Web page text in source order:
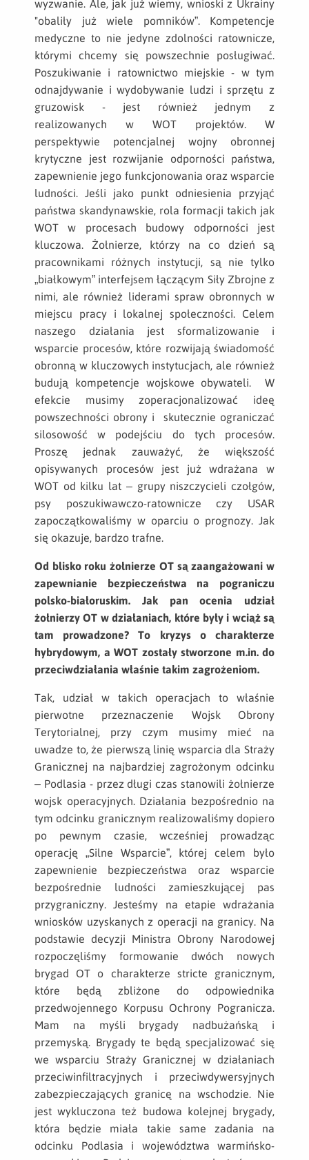
wyzwanie. Ale, jak już wiemy, wnioski z Ukrainy
"obaliły już wiele pomników”. Kompetencje
medyczne to nie jedyne zdolności ratownicze,
którymi chcemy się powszechnie posługiwać.
Poszukiwanie i ratownictwo miejskie - w tym
odnajdywanie i wydobywanie ludzi i sprzętu z
gruzowisk - jest również jednym z
realizowanych w WOT projektów. W
perspektywie potencjalnej wojny obronnej
krytyczne jest rozwijanie odporności państwa,
zapewnienie jego funkcjonowania oraz wsparcie
ludności. Jeśli jako punkt odniesienia przyjąć
państwa skandynawskie, rola formacji takich jak
WOT w procesach budowy odporności jest
kluczowa. Żołnierze, którzy na co dzień są
pracownikami różnych instytucji, są nie tylko
„białkowym” interfejsem łączącym Siły Zbrojne z
nimi, ale również liderami spraw obronnych w
miejscu pracy i lokalnej społeczności. Celem
naszego działania jest sformalizowanie i
wsparcie procesów, które rozwijają świadomość
obronną w kluczowych instytucjach, ale również
budują kompetencje wojskowe obywateli. W
efekcie musimy zoperacjonalizować ideę
powszechności obrony i skutecznie ograniczać
silosowość w podejściu do tych procesów.
Proszę jednak zauważyć, że większość
opisywanych procesów jest już wdrażana w
WOT od kilku lat – grupy niszczycieli czołgów,
psy poszukiwawczo-ratownicze czy USAR
zapoczątkowaliśmy w oparciu o prognozy. Jak
się okazuje, bardzo trafne.
Od blisko roku żołnierze OT są zaangażowani w
zapewnianie bezpieczeństwa na pograniczu
polsko-białoruskim. Jak pan ocenia udział
żołnierzy OT w działaniach, które były i wciąż są
tam prowadzone? To kryzys o charakterze
hybrydowym, a WOT zostały stworzone m.in. do
przeciwdziałania właśnie takim zagrożeniom.
Tak, udział w takich operacjach to właśnie
pierwotne przeznaczenie Wojsk Obrony
Terytorialnej, przy czym musimy mieć na
uwadze to, że pierwszą linię wsparcia dla Straży
Granicznej na najbardziej zagrożonym odcinku
– Podlasia - przez długi czas stanowili żołnierze
wojsk operacyjnych. Działania bezpośrednio na
tym odcinku granicznym realizowaliśmy dopiero
po pewnym czasie, wcześniej prowadząc
operację „Silne Wsparcie”, której celem było
zapewnienie bezpieczeństwa oraz wsparcie
bezpośrednie ludności zamieszkującej pas
przygraniczny. Jesteśmy na etapie wdrażania
wniosków uzyskanych z operacji na granicy. Na
podstawie decyzji Ministra Obrony Narodowej
rozpoczęliśmy formowanie dwóch nowych
brygad OT o charakterze stricte granicznym,
które będą zbliżone do odpowiednika
przedwojennego Korpusu Ochrony Pogranicza.
Mam na myśli brygady nadbużańską i
przemyską. Brygady te będą specjalizować się
we wsparciu Straży Granicznej w działaniach
przeciwinfiltracyjnych i przeciwdywersyjnych
zabezpieczających granicę na wschodzie. Nie
jest wykluczona też budowa kolejnej brygady,
która będzie miała takie same zadania na
odcinku Podlasia i województwa warmińsko-